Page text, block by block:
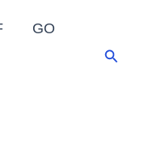
GO
Pesquisar